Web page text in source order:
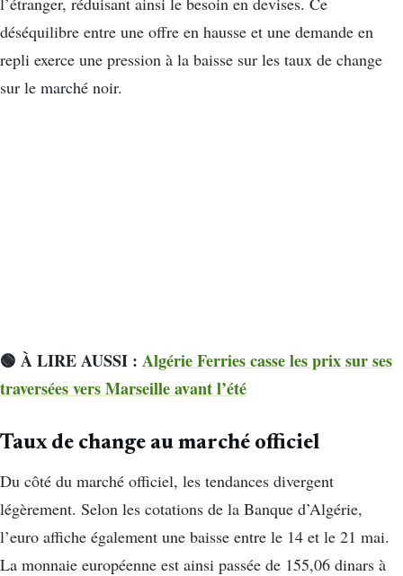
déséquilibre entre une offre en hausse et une demande en
repli exerce une pression à la baisse sur les taux de change
sur le marché noir.
🟢 À LIRE AUSSI : Algérie Ferries casse les prix sur ses
traversées vers Marseille avant l’été
Taux de change au marché officiel
Du côté du marché officiel, les tendances divergent
légèrement. Selon les cotations de la Banque d’Algérie,
l’euro affiche également une baisse entre le 14 et le 21 mai.
La monnaie européenne est ainsi passée de 155,06 dinars à